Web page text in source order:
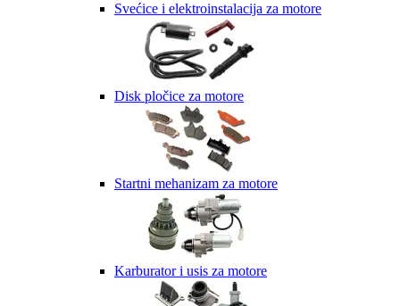
Svećice i elektroinstalacija za motore
Disk pločice za motore
Startni mehanizam za motore
Karburator i usis za motore